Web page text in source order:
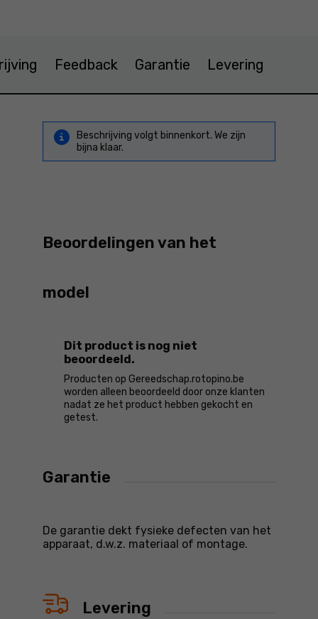
Feedback Garantie Levering
Beschrijving volgt binnenkort. We zijn
bijna klaar.
Beoordelingen van het
model
Dit product is nog niet
beoordeeld.
Producten op Gereedschap.rotopino.be
worden alleen beoordeeld door onze klanten
nadat ze het product hebben gekocht en
getest.
Garantie
De garantie dekt fysieke defecten van het
apparaat, d.w.z. materiaal of montage.
Levering